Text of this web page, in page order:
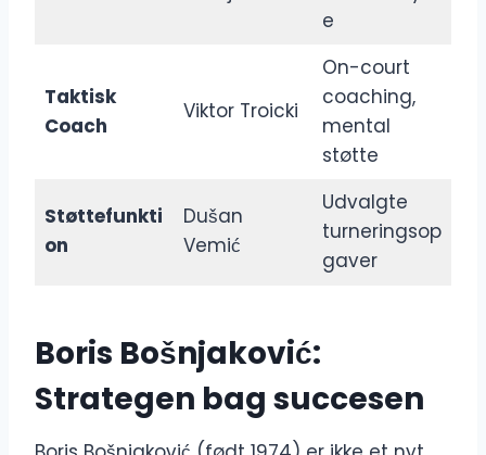
e
Taktisk
Coach
Viktor Troicki
On-court
coaching,
mental
støtte
Støttefunkti
on
Dušan
Vemić
Udvalgte
turneringsop
gaver
Boris Bošnjaković:
Strategen bag succesen